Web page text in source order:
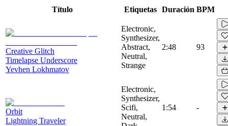
Título Etiquetas Duración BPM
Creative Glitch
Timelapse Underscore
Yevhen Lokhmatov
Electronic,
Synthesizer,
Abstract,
Neutral,
Strange
2:48 93
Orbit
Lightning Traveler
Electronic,
Synthesizer,
Scifi,
Neutral,
1:54 -